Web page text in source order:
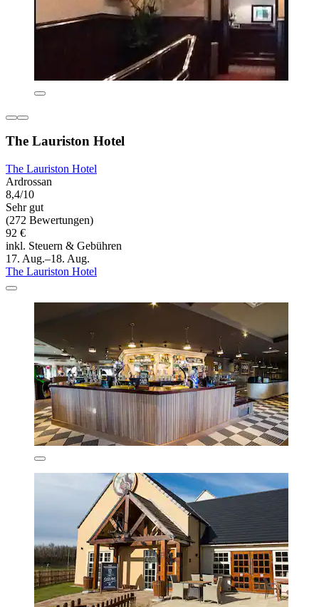
The Lauriston Hotel
The Lauriston Hotel
Ardrossan
8,4/10
Sehr gut
(272 Bewertungen)
92 €
inkl. Steuern & Gebühren
17. Aug.–18. Aug.
The Lauriston Hotel